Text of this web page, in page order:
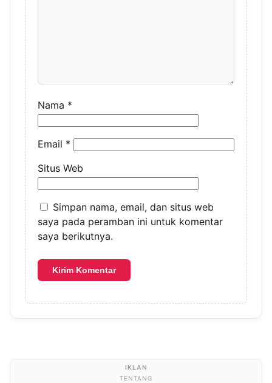
Nama *
Email *
Situs Web
Simpan nama, email, dan situs web
saya pada peramban ini untuk komentar
saya berikutnya.
TENTANG